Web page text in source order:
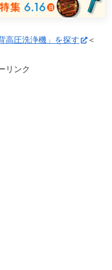
高圧洗浄機」を探す ＜
リンク